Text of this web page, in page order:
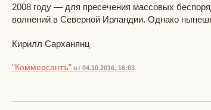
2008 году — для пресечения массовых
волнений в Северной Ирландии. Однако
Кирилл Сарханянц
"Коммерсантъ" от 04.10.2016, 16:03